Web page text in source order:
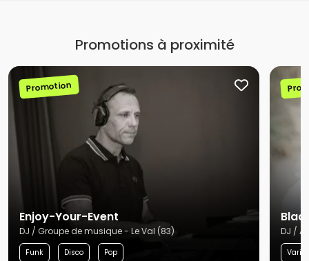
Promotions à proximité
Promotion
Enjoy-Your-Event
DJ / Groupe de musique - Le Val (83)
Funk Disco Pop
DJ /